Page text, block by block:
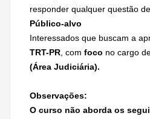
responder qualquer questão
Público-alvo
Interessados que buscam a
TRT-PR , com foco no cargo
(Área Judiciária).
Observações:
O curso não aborda os